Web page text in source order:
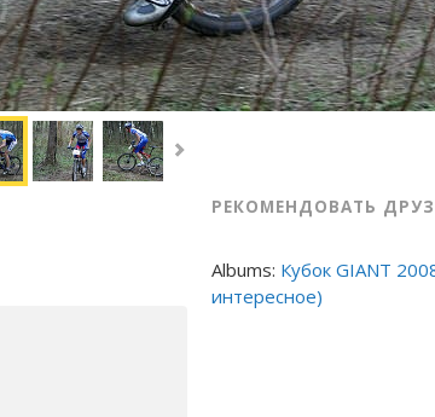
РЕКОМЕНДОВАТЬ
Albums: Кубок GIANT
интересное)